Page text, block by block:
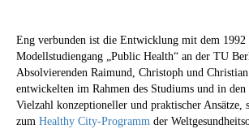
Eng verbunden ist die Entwicklung mit dem 1992
Modellstudiengang „Public Health“ an der TU
Absolvierenden Raimund, Christoph und
entwickelten im Rahmen des Studiums und in
Vielzahl konzeptioneller und praktischer Ansätze,
zum Healthy City-Programm der